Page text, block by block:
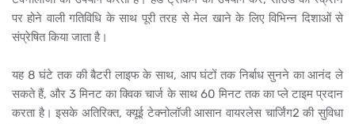
पर होने वाली गतिविधि के साथ पूरी तरह से मेल खाने के लिए विभिन्न दिशाओं से
संप्रेषित किया जाता है।
यह 8 घंटे तक की बैटरी लाइफ के साथ, आप घंटों तक निर्बाध सुनने का आनंद ले
सकते हैं, और 3 मिनट का क्विक चार्ज के साथ 60 मिनट तक का प्ले टाइम प्रदान
करता है। इसके अतिरिक्त, क्यूई टेक्नोलॉजी आसान वायरलेस चार्जिंग2 की सुविधा